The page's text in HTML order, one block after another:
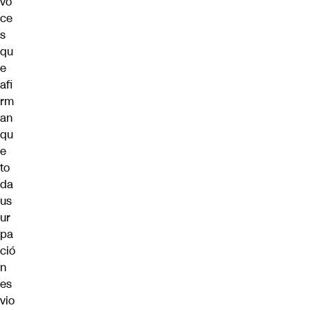
ce
s
qu
e
afi
rm
an
qu
e
to
da
us
ur
pa
ció
n
es
vio